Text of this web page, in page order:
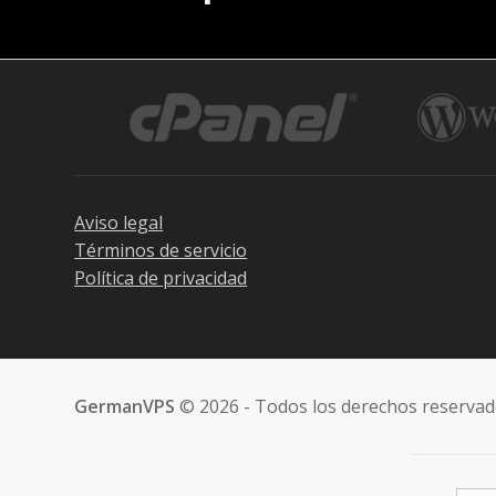
Aviso legal
Términos de servicio
Política de privacidad
GermanVPS © 2026 - Todos los derechos